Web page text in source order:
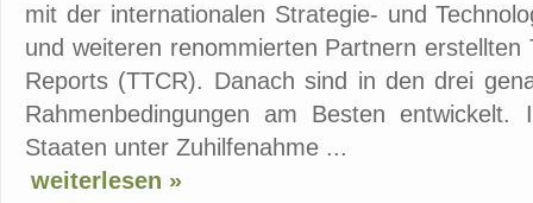
mit der internationalen Strategie- und
und weiteren renommierten Partnern erstellten
Reports (TTCR). Danach sind in den drei
Rahmenbedingungen am Besten
Staaten unter Zuhilfenahme ...
weiterlesen »